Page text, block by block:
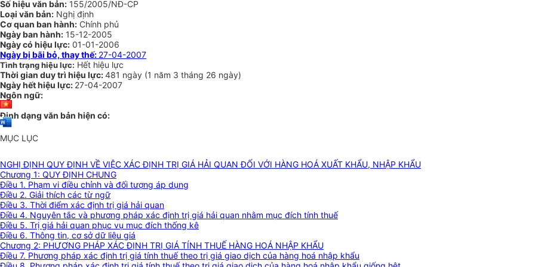
Số hiệu văn bản: 155/2005/NĐ-CP
Loại văn bản: Nghị định
Cơ quan ban hành: Chính phủ
Ngày ban hành: 15-12-2005
Ngày có hiệu lực: 01-01-2006
Ngày bị bãi bỏ, thay thế: 27-04-2007
Tình trạng hiệu lực: Hết hiệu lực
Thời gian duy trì hiệu lực:481 ngày (1 năm 3 tháng 26 ngày)
Ngày hết hiệu lực: 27-04-2007
Ngôn ngữ:
Định dạng văn bản hiện có:
MỤC LỤC
NGHỊ ĐỊNH QUY ĐỊNH VỀ VIỆC XÁC ĐỊNH TRỊ GIÁ HẢI QUAN ĐỐI VỚI HÀNG HOÁ XUẤT KHẨU, NHẬP KHẨU
Chương 1: QUY ĐỊNH CHUNG
Điều 1. Phạm vi điều chỉnh và đối tượng áp dụng
Điều 2. Giải thích các từ ngữ
Điều 3. Thời điểm xác định trị giá hải quan
Điều 4. Nguyên tắc và phương pháp xác định trị giá hải quan nhằm mục đích tính thuế
Điều 5. Trị giá hải quan phục vụ mục đích thống kê
Điều 6. Thông tin, cơ sở dữ liệu giá
Chương 2: PHƯƠNG PHÁP XÁC ĐỊNH TRỊ GIÁ TÍNH THUẾ HÀNG HOÁ NHẬP KHẨU
Điều 7. Phương pháp xác định trị giá tính thuế theo trị giá giao dịch của hàng hoá nhập khẩu